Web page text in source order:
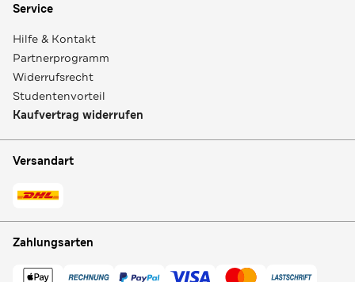
Service
Hilfe & Kontakt
Partnerprogramm
Widerrufsrecht
Studentenvorteil
Kaufvertrag widerrufen
Versandart
Zahlungsarten